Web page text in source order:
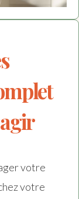
votre
votre